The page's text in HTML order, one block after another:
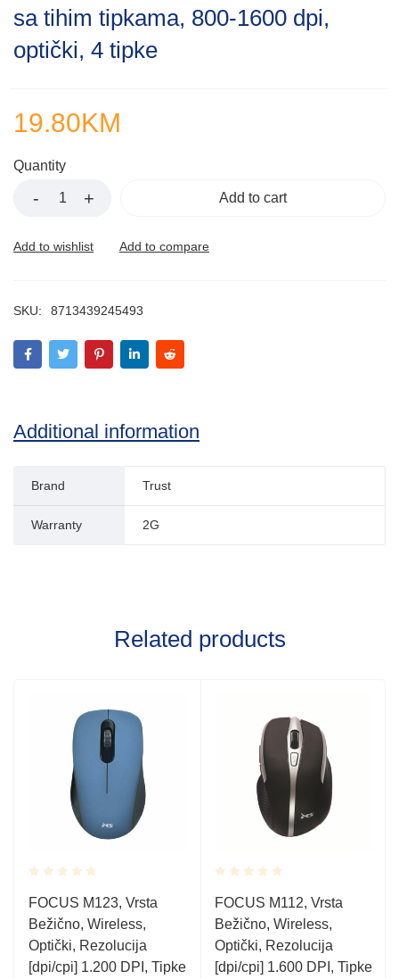
of
5
sa tihim tipkama, 800-1600 dpi,
optički, 4 tipke
19.80KM
Quantity
Add to cart
SKU: 8713439245493
Additional information
Brand Trust
Warranty 2G
Related products
Rated
0.001
out
of
5
FOCUS M123, Vrsta
Bežično, Wireless,
Optički, Rezolucija
[dpi/cpi] 1.200 DPI, Tipke
Rated
0.001
out
of
5
FOCUS M112, Vrsta
Bežično, Wireless,
Optički, Rezolucija
[dpi/cpi] 1.600 DPI, Tipke